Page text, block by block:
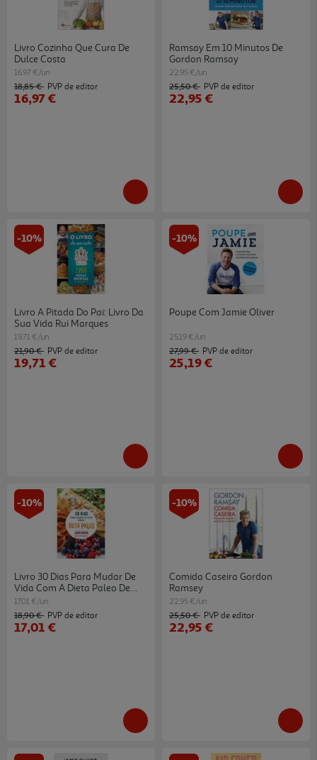
Livro Cozinha Que Cura De
Dulce Costa
16.97 €/un
18,85 € PVP de editor
16,97 €
Ramsay Em 10 Minutos De
Gordon Ramsay
22.95 €/un
25,50 € PVP de editor
22,95 €
-10%
Livro A Pitada Do Pai: Livro Da
Sua Vida Rui Marques
19.71 €/un
21,90 € PVP de editor
19,71 €
-10%
Poupe Com Jamie Oliver
25.19 €/un
27,99 € PVP de editor
25,19 €
-10%
Livro 30 Dias Para Mudar De
Vida Com A Dieta Paleo De
Joana Moura
17.01 €/un
18,90 € PVP de editor
17,01 €
-10%
Comida Caseira Gordon
Ramsey
22.95 €/un
25,50 € PVP de editor
22,95 €